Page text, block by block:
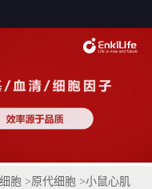
细胞 >原代细胞 >小鼠心肌